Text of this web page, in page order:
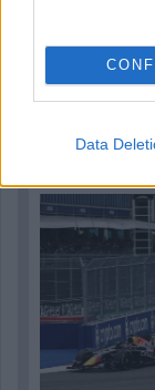
Data
1 napja
Óriási